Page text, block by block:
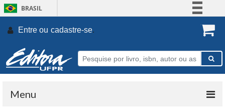
BRASIL
Participe
Entre ou cadastre-se.
Menu